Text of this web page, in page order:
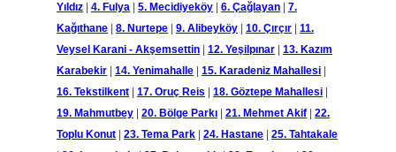
Yıldız
4. Fulya 5. Mecidiyeköy 6. Çağlayan
7.
Kağıthane
8. Nurtepe 9. Alibeyköy 10. Çırçır
11.
Veysel Karani - Akşemsettin
12. Yeşilpınar
13. Kazım
Karabekir
14. Yenimahalle 15. Karadeniz Mahallesi
16. Tekstilkent
17. Oruç Reis 18. Göztepe Mahallesi
19. Mahmutbey
20. Bölge Parkı 21. Mehmet Akif
22.
Toplu Konut
23. Tema Park 24. Hastane
25. Tahtakale